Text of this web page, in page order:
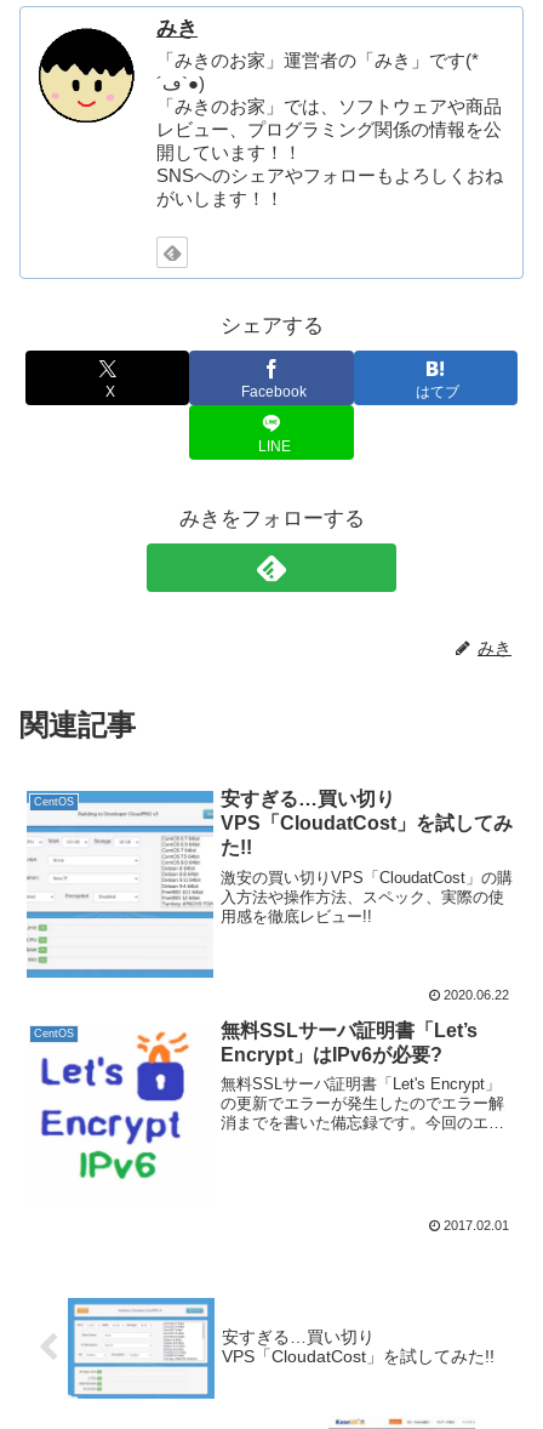
みき
「みきのお家」運営者の「みき」です(*
´ڡ`●)
「みきのお家」では、ソフトウェアや商品
レビュー、プログラミング関係の情報を公
開しています！！
SNSへのシェアやフォローもよろしくおね
がいします！！
シェアする
X Facebook はてブ
LINE
みきをフォローする
みき
関連記事
CentOS
安すぎる…買い切り
VPS「CloudatCost」を試してみ
た!!
激安の買い切りVPS「CloudatCost」の購
入方法や操作方法、スペック、実際の使
用感を徹底レビュー!!
2020.06.22
CentOS
無料SSLサーバ証明書「Let’s
Encrypt」はIPv6が必要?
無料SSLサーバ証明書「Let's Encrypt」
の更新でエラーが発生したのでエラー解
消までを書いた備忘録です。今回のエラ
2017.02.01
安すぎる…買い切り
VPS「CloudatCost」を試してみた!!